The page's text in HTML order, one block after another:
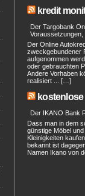
kredit
Der Targobank
Voraussetzungen,
Der Online
zweckgebundener
aufgenommen
oder gebrauchten
Andere Vorhaben
realisiert ... […]
Der IKANO Bank
Dass man in dem
günstige Möbel
Kleinigkeiten
bekannt ist
Namen Ikano von